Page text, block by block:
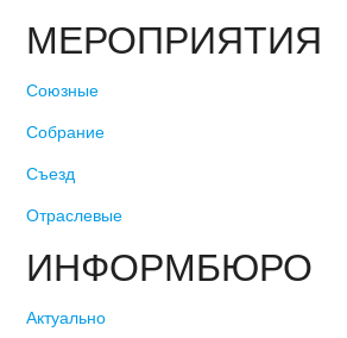
МЕРОПРИЯТИЯ
Союзные
Собрание
Съезд
Отраслевые
ИНФОРМБЮРО
Актуально